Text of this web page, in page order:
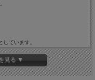
ています。
見る ▼